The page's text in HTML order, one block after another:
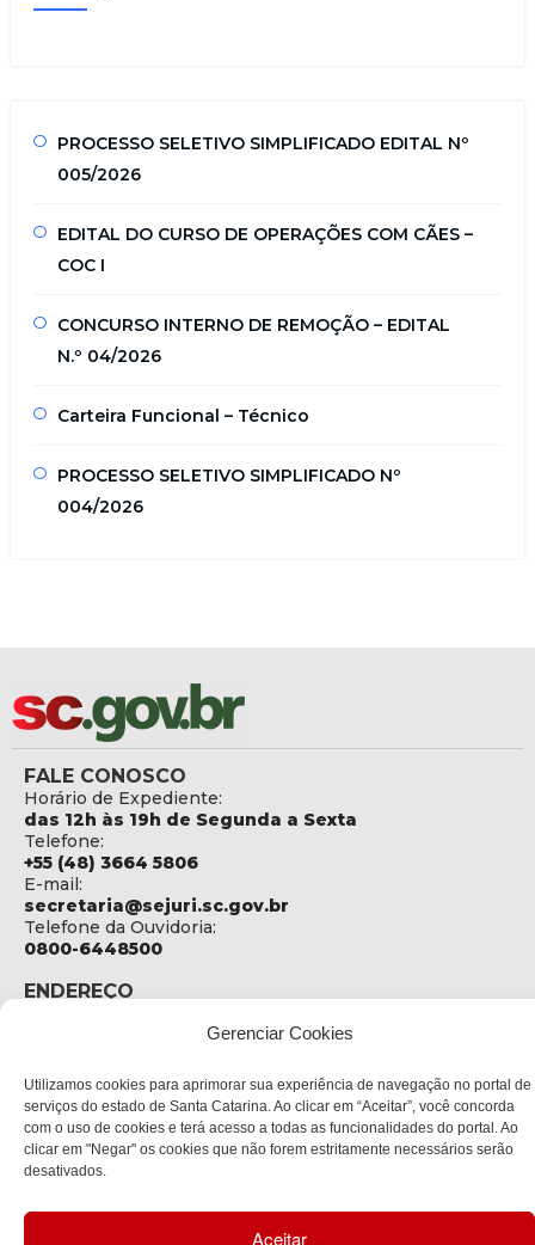
Gerenciar Cookies
Utilizamos cookies para aprimorar sua experiência de navegação no portal de
serviços do estado de Santa Catarina. Ao clicar em “Aceitar”, você concorda
com o uso de cookies e terá acesso a todas as funcionalidades do portal. Ao
clicar em "Negar" os cookies que não forem estritamente necessários serão
desativados.
Aceitar
PROCESSO SELETIVO SIMPLIFICADO EDITAL Nº
005/2026
EDITAL DO CURSO DE OPERAÇÕES COM CÃES –
COC I
CONCURSO INTERNO DE REMOÇÃO – EDITAL
N.º 04/2026
Carteira Funcional – Técnico
PROCESSO SELETIVO SIMPLIFICADO Nº
004/2026
FALE CONOSCO
Horário de Expediente:
das 12h às 19h de Segunda a Sexta
Telefone:
+55 (48) 3664 5806
E-mail:
secretaria@sejuri.sc.gov.br
Telefone da Ouvidoria:
0800-6448500
ENDEREÇO
Rua Fúlvio Aducci, 1214 - Loja 06
Bairro:
Estreito - Florianópolis - SC
CEP:
88075-000
Política de privacidade